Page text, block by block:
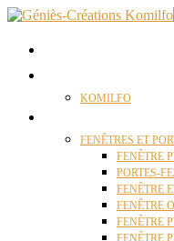
KOMILFO
FENÊTRES ET
FENÊTRE
PORTES-
FENÊTRE
FENÊTRE
FENÊTRE
FENÊTRE